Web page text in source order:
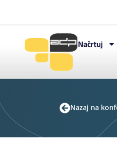
Načrtuj
Nazaj na